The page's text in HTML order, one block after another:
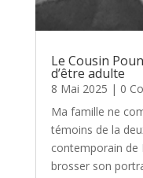
Le Cousin
d’être adulte
8 Mai 2025 | 0
Ma famille ne
témoins de la
contemporain de
brosser son